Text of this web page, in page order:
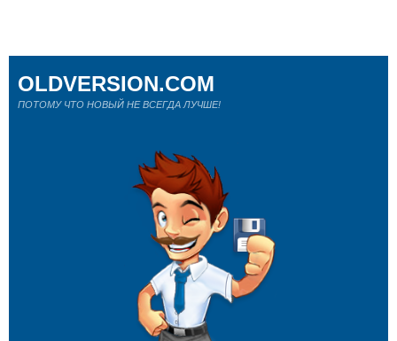
OLDVERSION.COM
ПОТОМУ ЧТО НОВЫЙ НЕ ВСЕГДА ЛУЧШЕ!